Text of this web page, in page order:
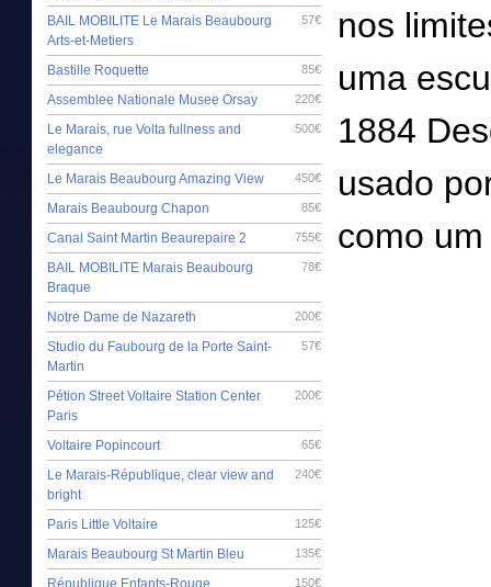
57€
BAIL MOBILITE Le Marais Beaubourg
Arts-et-Metiers
85€
Bastille Roquette
220€
Assemblee Nationale Musee Orsay
500€
Le Marais, rue Volta fullness and
elegance
450€
Le Marais Beaubourg Amazing View
85€
Marais Beaubourg Chapon
755€
Canal Saint Martin Beaurepaire 2
78€
BAIL MOBILITE Marais Beaubourg
Braque
200€
Notre Dame de Nazareth
57€
Studio du Faubourg de la Porte Saint-
Martin
200€
Pétion Street Voltaire Station Center
Paris
65€
Voltaire Popincourt
240€
Le Marais-République, clear view and
bright
125€
Paris Little Voltaire
135€
Marais Beaubourg St Martin Bleu
150€
République Enfants-Rouge
nos
uma
1884
usado
como